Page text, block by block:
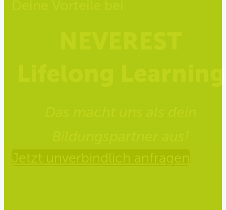
Jetzt unverbindlich anfragen